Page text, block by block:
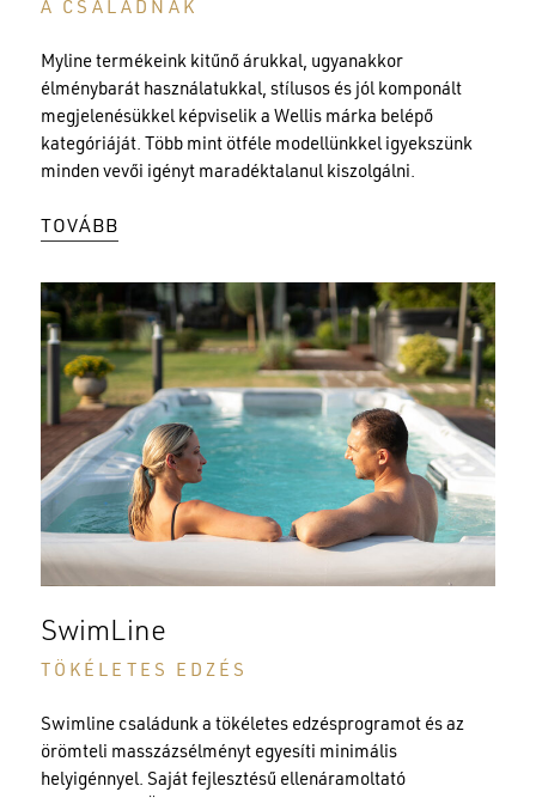
A CSALÁDNAK
Myline termékeink kitűnő árukkal, ugyanakkor
élménybarát használatukkal, stílusos és jól komponált
megjelenésükkel képviselik a Wellis márka belépő
kategóriáját. Több mint ötféle modellünkkel igyekszünk
minden vevői igényt maradéktalanul kiszolgálni.
TOVÁBB
SwimLine
TÖKÉLETES EDZÉS
Swimline családunk a tökéletes edzésprogramot és az
örömteli masszázsélményt egyesíti minimális
helyigénnyel. Saját fejlesztésű ellenáramoltató